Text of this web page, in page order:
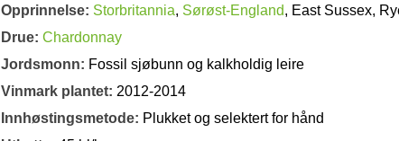
Opprinnelse: Storbritannia, Sørøst-England, East Sussex,
Drue: Chardonnay
Jordsmonn: Fossil sjøbunn og kalkholdig leire
Vinmark plantet: 2012-2014
Innhøstingsmetode: Plukket og selektert for hånd